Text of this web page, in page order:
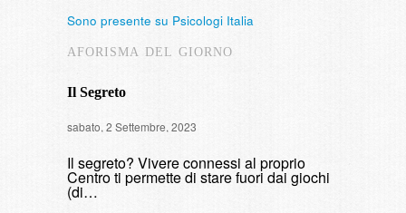
Sono presente su Psicologi Italia
AFORISMA DEL GIORNO
Il Segreto
sabato, 2 Settembre, 2023
Il segreto? Vivere connessi al proprio
Centro ti permette di stare fuori dai giochi
(di…